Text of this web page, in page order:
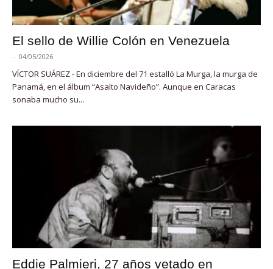
El sello de Willie Colón en Venezuela
- 04/05/2026
VÍCTOR SUÁREZ - En diciembre del 71 estalló La Murga, la murga de
Panamá, en el álbum “Asalto Navideño”. Aunque en Caracas
sonaba mucho su...
Eddie Palmieri, 27 años vetado en